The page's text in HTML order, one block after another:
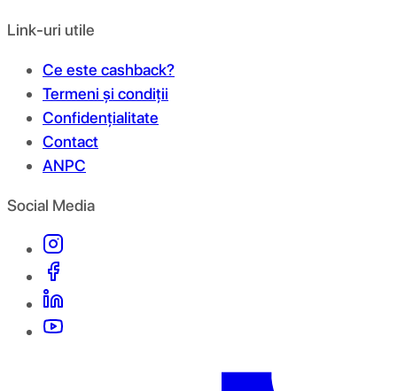
Link-uri utile
Ce este cashback?
Termeni și condiții
Confidențialitate
Contact
ANPC
Social Media